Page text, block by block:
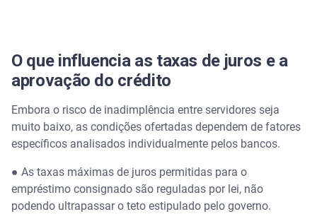
O que influencia as taxas de juros e a
aprovação do crédito
Embora o risco de inadimplência entre servidores seja
muito baixo, as condições ofertadas dependem de fatores
específicos analisados individualmente pelos bancos.
● As taxas máximas de juros permitidas para o
empréstimo consignado são reguladas por lei, não
podendo ultrapassar o teto estipulado pelo governo.